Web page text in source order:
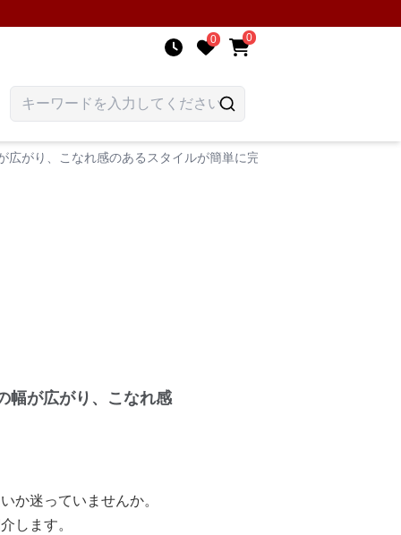
0 0
がり、こなれ感のあるスタイルが簡単に完成します。
幅が広がり、こなれ感
か迷っていませんか。
します。